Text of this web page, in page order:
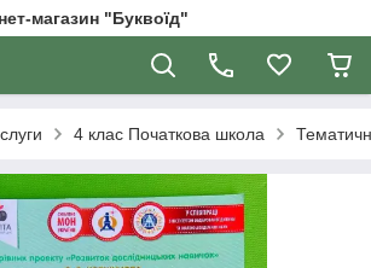
магазин "Буквоїд"
4 клас Початкова школа